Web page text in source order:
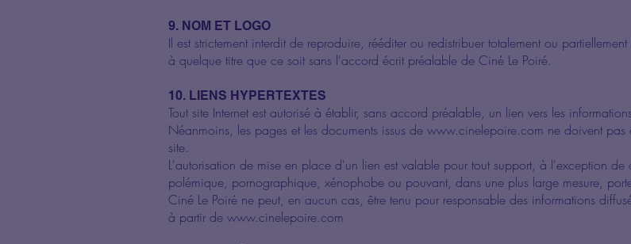
9. NOM ET LOGO
Il est strictement interdit de reproduire, rééditer ou redistribuer totalement ou
à quelque titre que ce soit sans l'accord écrit préalable de Ciné Le Poiré.
10. LIENS HYPERTEXTES
Tout site Internet est autorisé à établir, sans accord préalable, un lien vers les
Néanmoins, les pages et les documents issus de www.cinelepoire.com ne doivent pas
site.
L'autorisation de mise en place d'un lien est valable pour tout support, à l'exception
polémique, pornographique, xénophobe ou pouvant, dans une plus large mesure,
Ciné Le Poiré ne peut, en aucun cas, être tenu pour responsable des informations
à partir de www.cinelepoire.com